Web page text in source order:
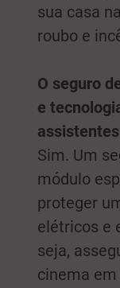
sua casa
roubo e
O seguro
e
Sim. Um
módulo
proteger
elétricos e
seja,
cinema